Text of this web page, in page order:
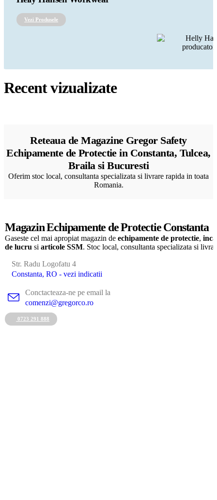
Vezi Produsele
Recent vizualizate
Reteaua de Magazine Gregor Safety
Echipamente de Protectie in Constanta, Tulcea,
Braila si Bucuresti
Oferim stoc local, consultanta specializata si livrare rapida in toata
Romania.
Magazin Echipamente de Protectie Constanta
Gaseste cel mai apropiat magazin de echipamente de protectie,
de lucru si articole SSM. Stoc local, consultanta specializata si
Str. Radu Logofatu 4
Constanta, RO - vezi indicatii
Conctacteaza-ne pe email la
comenzi@gregorco.ro
0723 291 888